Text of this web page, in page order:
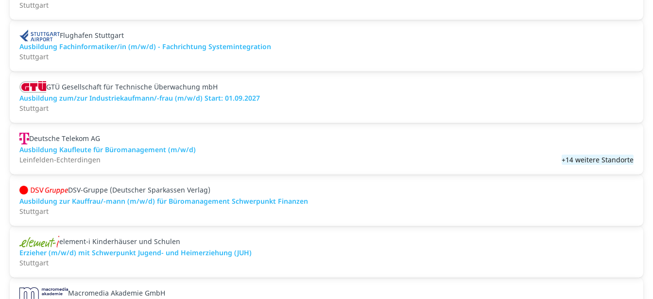
Stuttgart
Flughafen Stuttgart
Ausbildung Fachinformatiker/in (m/w/d) - Fachrichtung Systemintegration
Stuttgart
GTÜ Gesellschaft für Technische Überwachung mbH
Ausbildung zum/zur Industriekaufmann/-frau (m/w/d) Start: 01.09.2027
Stuttgart
Deutsche Telekom AG
Ausbildung Kaufleute für Büromanagement (m/w/d)
Leinfelden-Echterdingen
+14 weitere Standorte
DSV-Gruppe (Deutscher Sparkassen Verlag)
Ausbildung zur Kauffrau/-mann (m/w/d) für Büromanagement Schwerpunkt Finanzen
Stuttgart
element-i Kinderhäuser und Schulen
Erzieher (m/w/d) mit Schwerpunkt Jugend- und Heimerziehung (JUH)
Stuttgart
Macromedia Akademie GmbH